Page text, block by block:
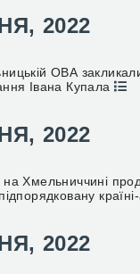
2022
ОВА
Івана Купала
2022
на Хмельниччині
2022